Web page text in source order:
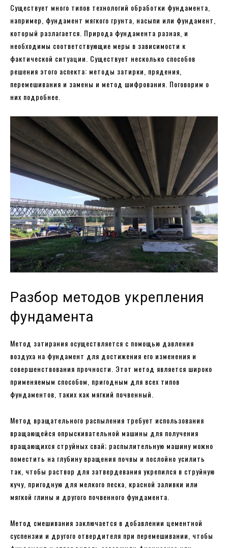
Существует много типов технологий обработки фундамента,
например, фундамент мягкого грунта, насыпи или фундамент,
который разлагается. Природа фундамента разная, и
необходимы соответствующие меры в зависимости к
фактической ситуации. Существует несколько способов
решения этого аспекта: методы затирки, прядения,
перемешивания и замены и метод шифрования. Поговорим о
них подробнее.
Разбор методов укрепления
фундамента
Метод затирания осуществляется с помощью давления
воздуха на фундамент для достижения его изменения и
совершенствования прочности. Этот метод является широко
применяемым способом, пригодным для всех типов
фундаментов, таких как мягкий почвенный.
Метод вращательного распыления требует использования
вращающейся опрыскивательной машины для получения
вращающихся струйных свай; распылительную машину можно
поместить на глубину вращения почвы и послойно усилить
так, чтобы раствор для затвердевания укрепился в струйную
кучу, пригодную для мелкого песка, красной заливки или
мягкой глины и другого почвенного фундамента.
Метод смешивания заключается в добавлении цементной
суспензии и другого отвердителя при перемешивании, чтобы